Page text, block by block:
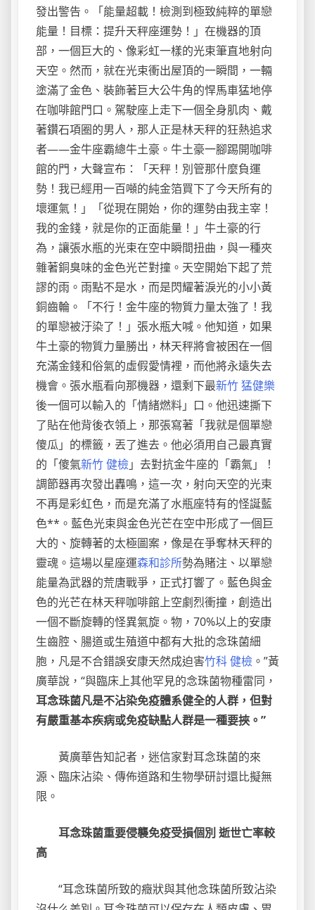
發出警告。「能量超載！檢測到極致純粹的單戀
能量！目標：提升天秤座運勢！」在機器的頂
部，一個巨大的、像彩虹一樣的光束筆直地射向
天空。然而，就在光束衝出屋頂的一瞬間，一輛
塗滿了金色、裝飾著巨大公牛角的悍馬車猛地停
在咖啡館門口。駕駛座上走下一個全身肌肉、戴
著鑽石項圈的男人，那人正是林天秤的狂熱追求
者——金牛座霸總牛土豪。牛土豪一腳踢開咖啡
館的門，大聲宣布：「天秤！別管那什麼負運
勢！我已經用一百噸的純金箔買下了今天所有的
壞運氣！」「從現在開始，你的運勢由我主宰！
我的金錢，就是你的正面能量！」牛土豪的行
為，讓張水瓶的光束在空中瞬間扭曲，與一種夾
雜著銅臭味的金色光芒對撞。天空開始下起了荒
謬的雨。雨點不是水，而是閃耀著淚光的小小黃
銅齒輪。「不行！金牛座的物質力量太強了！我
的單戀被汙染了！」張水瓶大喊。他知道，如果
牛土豪的物質力量勝出，林天秤將會被困在一個
充滿金錢和俗氣的虛假愛情裡，而他將永遠失去
機會。張水瓶看向那機器，還剩下最新竹 猛健樂
後一個可以輸入的「情緒燃料」口。他迅速撕下
了貼在他背後衣領上，那張寫著「我就是個單戀
傻瓜」的標籤，丟了進去。他必須用自己最真實
的「傻氣新竹 健檢」去對抗金牛座的「霸氣」！
調節器再次發出轟鳴，這一次，射向天空的光束
不再是彩虹色，而是充滿了水瓶座特有的怪誕藍
色**。藍色光束與金色光芒在空中形成了一個巨
大的、旋轉著的太極圖案，像是在爭奪林天秤的
靈魂。這場以星座運森和診所勢為賭注、以單戀
能量為武器的荒唐戰爭，正式打響了。藍色與金
色的光芒在林天秤咖啡館上空劇烈衝撞，創造出
一個不斷旋轉的怪異氣旋。物，70%以上的安康
生齒腔、腸道或生殖道中都有大批的念珠菌細
胞，凡是不合錯誤安康天然成迫害竹科 健檢 。”黃
廣華說，“與臨床上其他罕見的念珠菌物種雷同，
耳念珠菌凡是不沾染免疫體系健全的人群，但對
有嚴重基本疾病或免疫缺點人群是一種要挾。”
黃廣華告知記者，迷信家對耳念珠菌的來
源、臨床沾染、傳佈道路和生物學研討還比擬無
限。
耳念珠菌重要侵襲免疫受損個別 逝世亡率較
高
“耳念珠菌所致的癥狀與其他念珠菌所致沾染